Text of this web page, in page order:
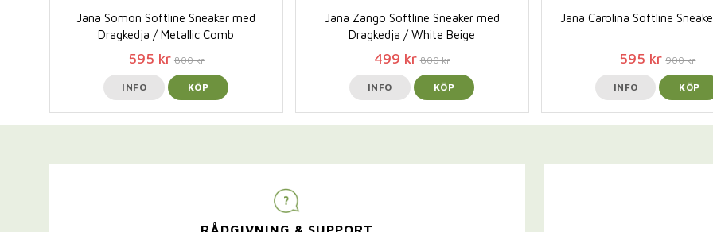
Jana Somon Softline Sneaker med
Dragkedja / Metallic Comb
595 kr 800 kr
INFO KÖP
Jana Zango Softline Sneaker med
Dragkedja / White Beige
499 kr 800 kr
INFO KÖP
Jana Carolina Softline
595 kr 900 kr
INFO KÖP